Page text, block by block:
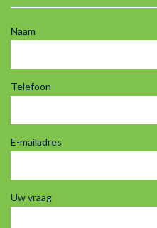
Naam
Telefoon
E-mailadres
Uw vraag